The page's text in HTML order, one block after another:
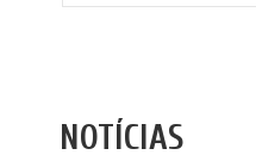
NOTÍCIAS